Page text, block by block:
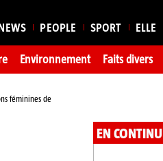
PEOPLE SPORT ELLE
Environnement Faits divers
féminines de
EN CONTINU